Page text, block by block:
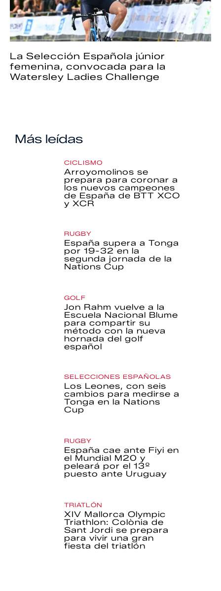
La Selección Española júnior
femenina, convocada para la
Watersley Ladies Challenge
Más leídas
CICLISMO
Arroyomolinos se
prepara para coronar a
los nuevos campeones
de España de BTT XCO
y XCR
RUGBY
España supera a Tonga
por 19-32 en la
segunda jornada de la
Nations Cup
GOLF
Jon Rahm vuelve a la
Escuela Nacional Blume
para compartir su
método con la nueva
hornada del golf
español
SELECCIONES ESPAÑOLAS
Los Leones, con seis
cambios para medirse a
Tonga en la Nations
Cup
RUGBY
España cae ante Fiyi en
el Mundial M20 y
peleará por el 13º
puesto ante Uruguay
TRIATLÓN
XIV Mallorca Olympic
Triathlon: Colònia de
Sant Jordi se prepara
para vivir una gran
fiesta del triatlón